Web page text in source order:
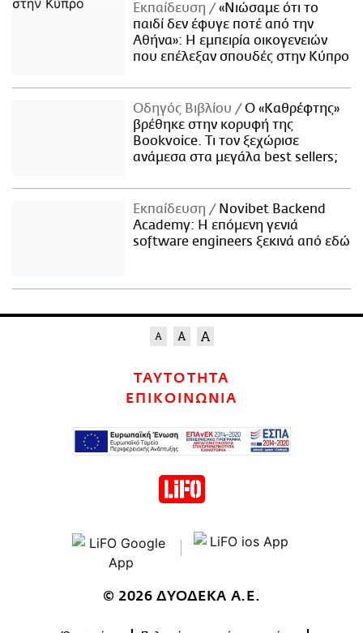
Εκπαίδευση
«Νιώσαμε ότι το
παιδί δεν έφυγε ποτέ από την
Αθήνα»: Η εμπειρία οικογενειών
που επέλεξαν σπουδές στην Κύπρο
Οδηγός Βιβλίου
Ο «Καθρέφτης»
βρέθηκε στην κορυφή της
Bookvoice. Τι τον ξεχώρισε
ανάμεσα στα μεγάλα best sellers;
Εκπαίδευση
Novibet Backend
Academy: Η επόμενη γενιά
software engineers ξεκινά από εδώ
ΤΑΥΤΟΤΗΤΑ
ΕΠΙΚΟΙΝΩΝΙΑ
© 2026 ΔΥΟΔΕΚΑ Α.Ε.